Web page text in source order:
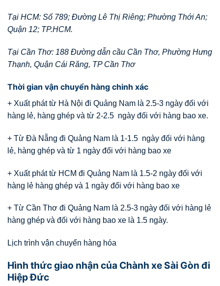
Tại HCM: Số 789; Đường Lê Thị Riêng; Phường Thới An;
Quận 12; TP.HCM.
Tại Cần Thơ: 188 Đường dẫn cầu Cần Thơ, Phường Hưng
Thạnh, Quận Cái Răng, TP Cần Thơ
Thời gian vận chuyển hàng chinh xác
+ Xuất phát từ Hà Nội đi Quảng Nam là 2.5-3 ngày đối với
hàng lẻ, hàng ghép và từ 2-2.5 ngày đối với hàng bao xe.
+ Từ Đà Nẵng đi Quảng Nam là 1-1.5 ngày đối với hàng
lẻ, hàng ghép và từ 1 ngày đối với hàng bao xe
+ Xuất phát từ HCM đi Quảng Nam là 1.5-2 ngày đối với
hàng lẻ hàng ghép và 1 ngày đối với hàng bao xe
+ Từ Cần Thơ đi Quảng Nam là 2.5-3 ngày đối với hàng lẻ
hàng ghép và đối với hàng bao xe là 1.5 ngày.
Lịch trình vận chuyển hàng hóa
Hình thức giao nhận của Chành xe Sài Gòn đi
Hiệp Đức